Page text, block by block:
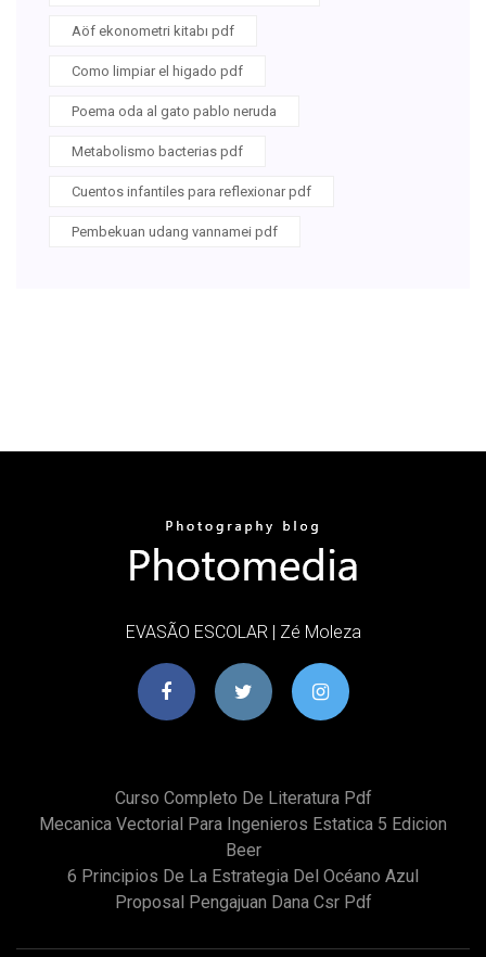
Aöf ekonometri kitabı pdf
Como limpiar el higado pdf
Poema oda al gato pablo neruda
Metabolismo bacterias pdf
Cuentos infantiles para reflexionar pdf
Pembekuan udang vannamei pdf
EVASÃO ESCOLAR | Zé Moleza
Curso Completo De Literatura Pdf
Mecanica Vectorial Para Ingenieros Estatica 5 Edicion
Beer
6 Principios De La Estrategia Del Océano Azul
Proposal Pengajuan Dana Csr Pdf